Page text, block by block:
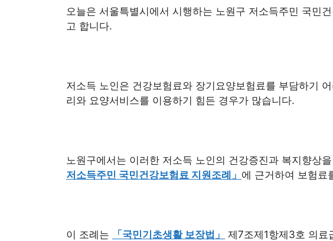
오늘은 서울특별시에서 시행하는 노원구 저소득주민 국민
고 합니다.
저소득 노인은 건강보험료와 장기요양보험료를 부담하기
리와 요양서비스를 이용하기 힘든 경우가 많습니다.
노원구에서는 이러한 저소득 노인의 건강증진과 복지향상
저소득주민 국민건강보험료 지원조례」 에 근거하여 보험료
이 조례는 「국민기초생활 보장법」
제7조제1항제3호 의료